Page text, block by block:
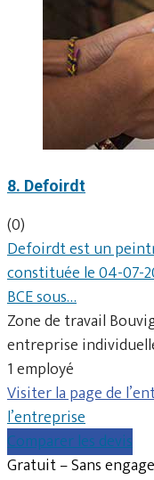
8. Defoirdt
(0)
Defoirdt est un
constituée le 04-07-
BCE sous…
Zone de travail
entreprise
1 employé
Visiter la page de
l’entreprise
Comparer les devis
Gratuit – Sans